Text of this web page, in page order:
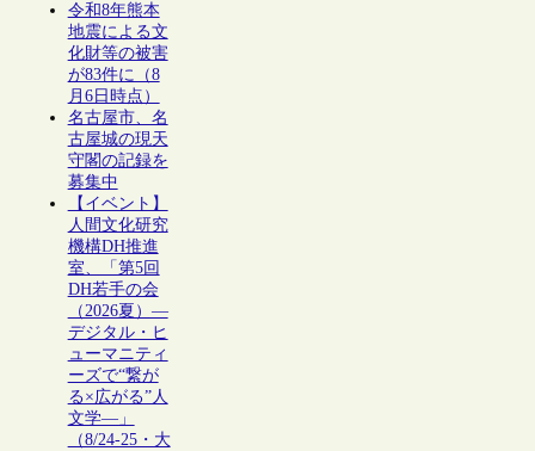
令和8年熊本
地震による文
化財等の被害
が83件に（8
月6日時点）
名古屋市、名
古屋城の現天
守閣の記録を
募集中
【イベント】
人間文化研究
機構DH推進
室、「第5回
DH若手の会
（2026夏）―
デジタル・ヒ
ューマニティ
ーズで“繋が
る×広がる”人
文学―」
（8/24-25・大